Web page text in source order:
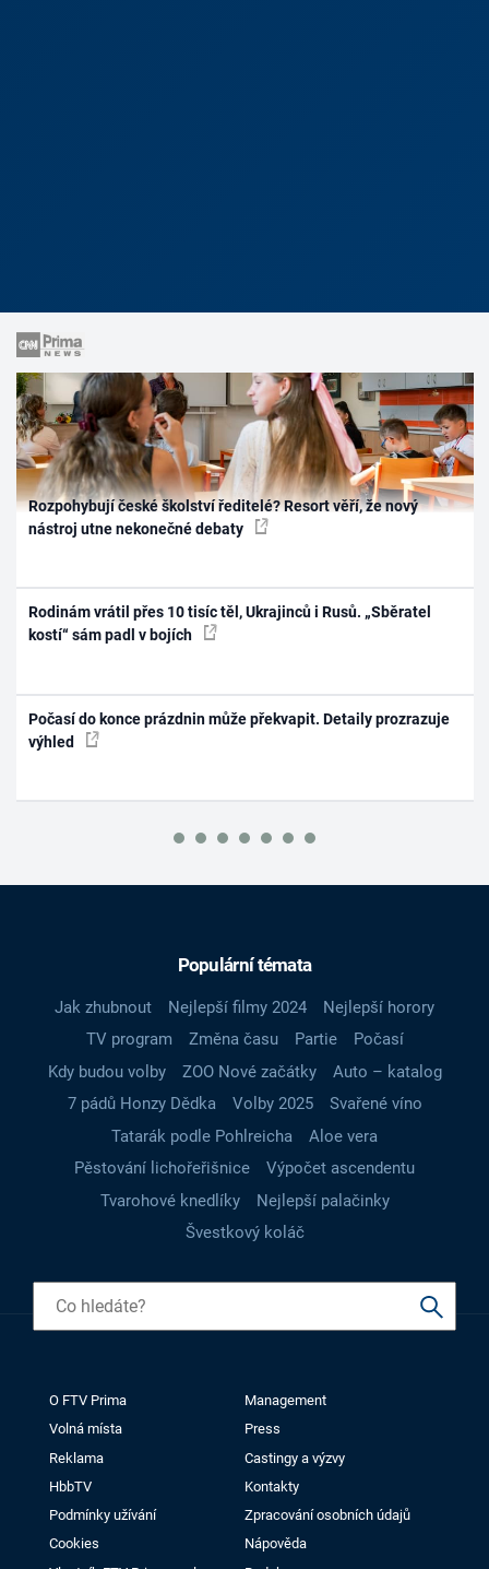
Rozpohybují české školství ředitelé? Resort věří, že nový
nástroj utne nekonečné debaty
Rodinám vrátil přes 10 tisíc těl, Ukrajinců i Rusů. „Sběratel
kostí“ sám padl v bojích
Počasí do konce prázdnin může překvapit. Detaily prozrazuje
výhled
Populární témata
Jak zhubnout Nejlepší filmy 2024
Nejlepší horory
TV program
Změna času Partie
Počasí
Kdy budou volby
ZOO Nové začátky
Auto – katalog
7 pádů Honzy Dědka
Volby 2025
Svařené víno
Tatarák podle Pohlreicha
Aloe vera
Pěstování lichořeřišnice
Výpočet ascendentu
Tvarohové knedlíky
Nejlepší palačinky
Švestkový koláč
O FTV Prima
Management
Volná místa
Press
Reklama
Castingy a výzvy
HbbTV
Kontakty
Podmínky užívání
Zpracování osobních údajů
Cookies
Nápověda